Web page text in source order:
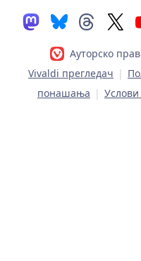
Ауторско
Vivaldi прегледач |
понашања |